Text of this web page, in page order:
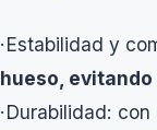
·Estabilidad y
hueso,
·Durabilidad: